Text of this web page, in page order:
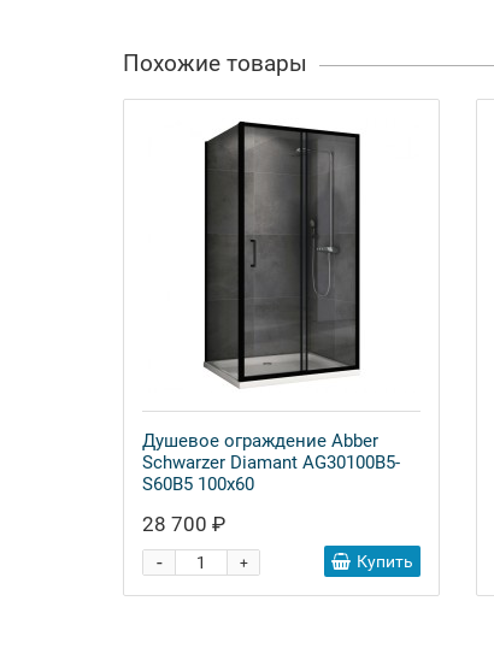
Похожие товары
Душевое ограждение Abber
Schwarzer Diamant AG30100B5-
S60B5 100x60
28 700 ₽
+
- Купить